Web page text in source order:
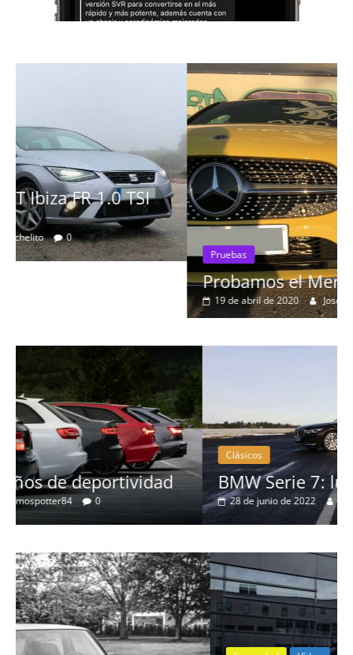
Pruebas
Probamos el Mercedes-Benz A200d
Joschelito 0
Clásicos
BMW Serie 7: lujo desde 1977
28 de junio de 2022 mospotter84 0